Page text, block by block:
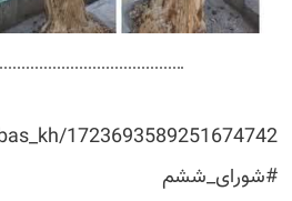
1723693589251674742
#شورای_ششم